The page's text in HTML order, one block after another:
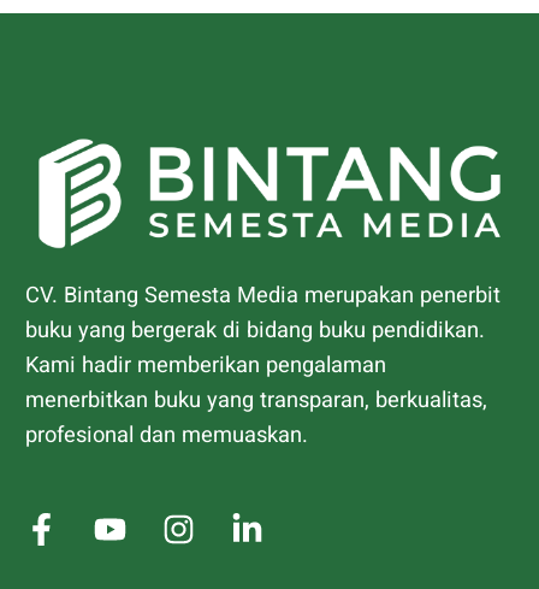
CV. Bintang Semesta Media merupakan penerbit
buku yang bergerak di bidang buku pendidikan.
Kami hadir memberikan pengalaman
menerbitkan buku yang transparan, berkualitas,
profesional dan memuaskan.